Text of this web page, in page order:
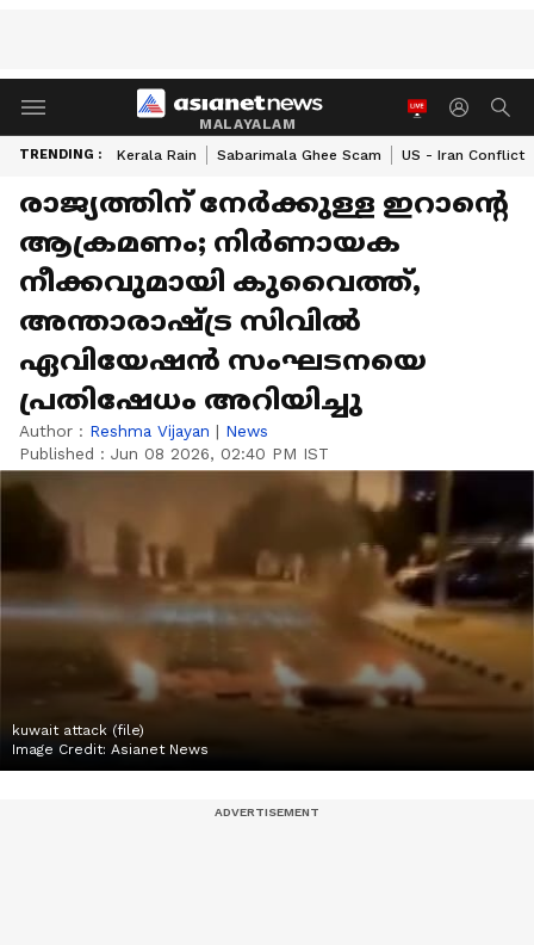
MALAYALAM
TRENDING : Kerala Rain Sabarimala Ghee Scam US - Iran Conflict
രാജ്യത്തിന് നേർക്കുള്ള ഇറാന്‍റെ
ആക്രമണം; നിർണായക
നീക്കവുമായി കുവൈത്ത്,
അന്താരാഷ്ട്ര സിവിൽ
ഏവിയേഷൻ സംഘടനയെ
പ്രതിഷേധം അറിയിച്ചു
Author : Reshma Vijayan | News
Published : Jun 08 2026, 02:40 PM IST
kuwait attack (file)
Image Credit: Asianet News